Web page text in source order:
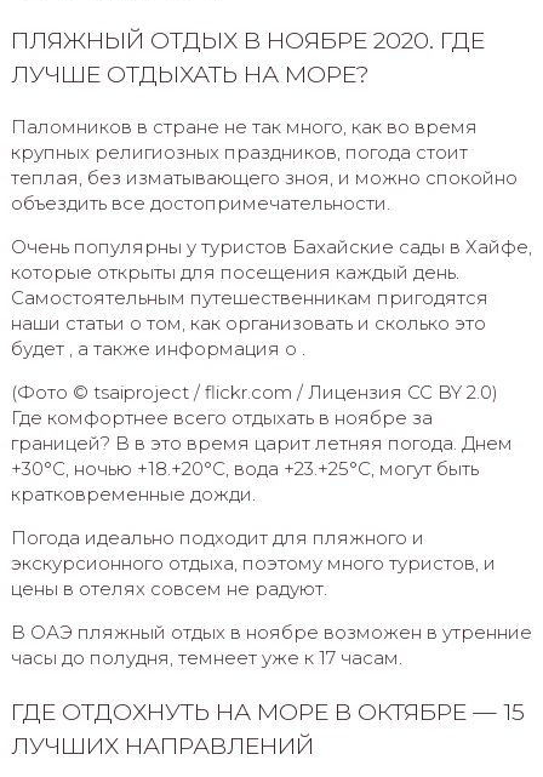
ПЛЯЖНЫЙ ОТДЫХ В НОЯБРЕ 2020. ГДЕ
ЛУЧШЕ ОТДЫХАТЬ НА МОРЕ?
Паломников в стране не так много, как во время
крупных религиозных праздников, погода стоит
теплая, без изматывающего зноя, и можно спокойно
объездить все достопримечательности.
Очень популярны у туристов Бахайские сады в Хайфе,
которые открыты для посещения каждый день.
Самостоятельным путешественникам пригодятся
наши статьи о том, как организовать и сколько это
будет , а также информация о .
(Фото © tsaiproject / flickr.com / Лицензия CC BY 2.0)
Где комфортнее всего отдыхать в ноябре за
границей? В в это время царит летняя погода. Днем
+30°С, ночью +18.+20°С, вода +23.+25°С, могут быть
кратковременные дожди.
Погода идеально подходит для пляжного и
экскурсионного отдыха, поэтому много туристов, и
цены в отелях совсем не радуют.
В ОАЭ пляжный отдых в ноябре возможен в утренние
часы до полудня, темнеет уже к 17 часам.
ГДЕ ОТДОХНУТЬ НА МОРЕ В ОКТЯБРЕ — 15
ЛУЧШИХ НАПРАВЛЕНИЙ